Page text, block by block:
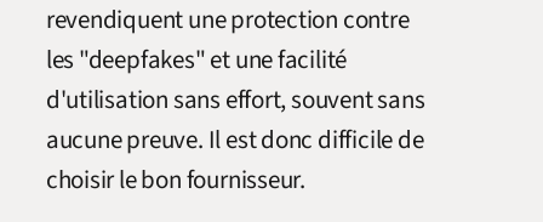
revendiquent une protection contre
les "deepfakes" et une facilité
d'utilisation sans effort, souvent sans
aucune preuve. Il est donc difficile de
choisir le bon fournisseur.